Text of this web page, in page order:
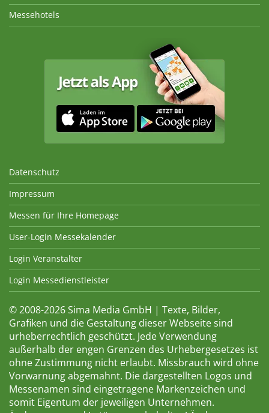
Messehotels
Datenschutz
Impressum
Messen für Ihre Homepage
User-Login Messekalender
Login Veranstalter
Login Messedienstleister
© 2008-2026 Sima Media GmbH | Texte, Bilder,
Grafiken und die Gestaltung dieser Webseite sind
urheberrechtlich geschützt. Jede Verwendung
außerhalb der engen Grenzen des Urhebergesetzes ist
ohne Zustimmung nicht erlaubt. Missbrauch wird ohne
Vorwarnung abgemahnt. Die dargestellten Logos und
Messenamen sind eingetragene Markenzeichen und
somit Eigentum der jeweiligen Unternehmen.